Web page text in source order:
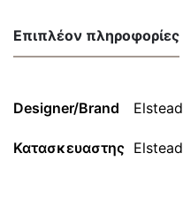
Επιπλέον πληροφορίες
Designer/Brand Elstead
Κατασκευαστης Elstead